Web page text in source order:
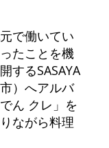
で働いてい
たことを機
するSASAYA
）へアルバ
ん クレ」を
ながら料理